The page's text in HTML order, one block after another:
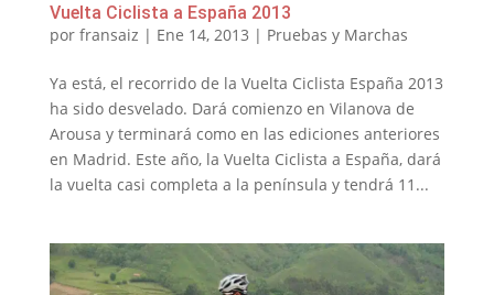
Vuelta Ciclista a España 2013
por fransaiz | Ene 14, 2013 | Pruebas y Marchas
Ya está, el recorrido de la Vuelta Ciclista España 2013
ha sido desvelado. Dará comienzo en Vilanova de
Arousa y terminará como en las ediciones anteriores
en Madrid. Este año, la Vuelta Ciclista a España, dará
la vuelta casi completa a la península y tendrá 11...